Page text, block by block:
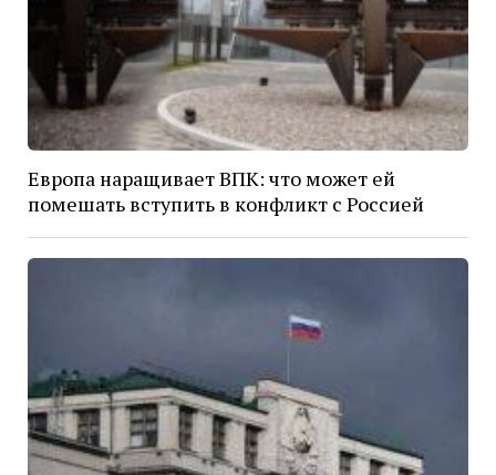
Европа наращивает ВПК: что может ей
помешать вступить в конфликт с Россией